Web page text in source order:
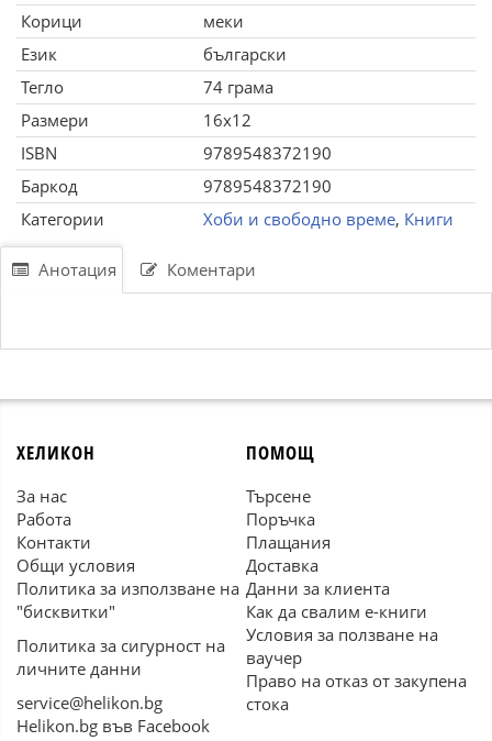
Корици
меки
Език
български
Тегло
74 грама
Размери
16x12
ISBN
9789548372190
Баркод
9789548372190
Категории
Хоби и свободно време, Книги
Анотация Коментари
ХЕЛИКОН
За нас
Работа
Контакти
Общи условия
Политика за използване на
"бисквитки"
Политика за сигурност на
личните данни
service@helikon.bg
Helikon.bg във Facebook
ПОМОЩ
Търсене
Поръчка
Плащания
Доставка
Данни за клиента
Как да свалим е-книги
Условия за ползване на
ваучер
Право на отказ от закупена
стока